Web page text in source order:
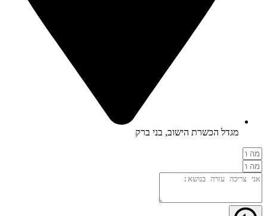
מגדל הכשרת הישוב, בני ברק